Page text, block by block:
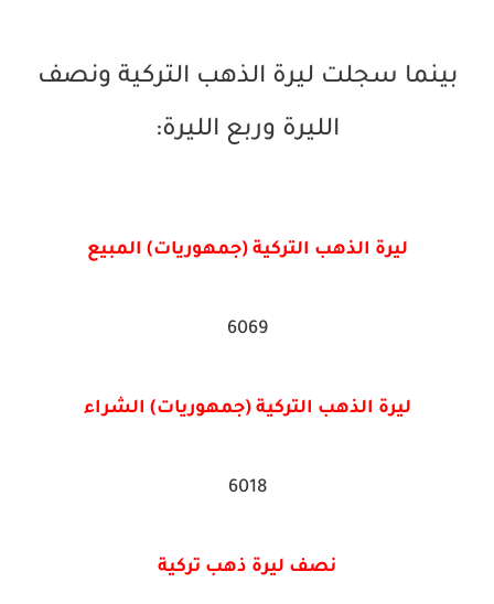
بينما سجلت ليرة الذهب التركية ونصف
الليرة وربع الليرة:
ليرة الذهب التركية (جمهوريات) المبيع
6069
ليرة الذهب التركية (جمهوريات) الشراء
6018
نصف ليرة ذهب تركية